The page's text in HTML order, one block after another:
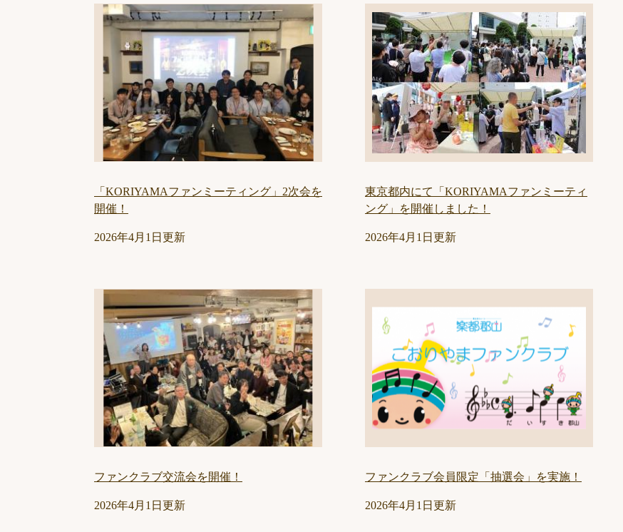
「KORIYAMAファンミーティング」2次会を
開催！
2026年4月1日更新
東京都内にて「KORIYAMAファンミーティ
ング」を開催しました！
2026年4月1日更新
ファンクラブ交流会を開催！
2026年4月1日更新
ファンクラブ会員限定「抽選会」を実施！
2026年4月1日更新